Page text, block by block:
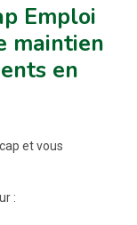
Emploi
maintien
en
et vous
: